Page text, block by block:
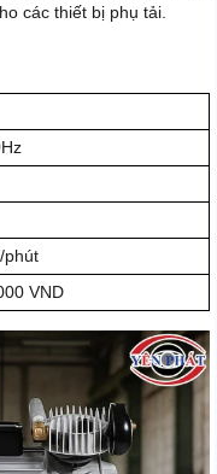
các thiết bị phụ tải.
phút
VND